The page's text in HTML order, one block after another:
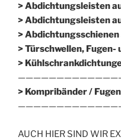
> Abdichtungsleisten
> Abdichtungsleisten
>
> Türschwellen,
>
> Kompribänder /
AUCH HIER SIND WIR